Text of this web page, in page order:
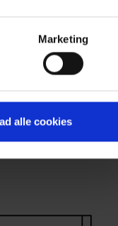
og til at analysere
for sociale medier,
du har givet
Marketing
alle cookies